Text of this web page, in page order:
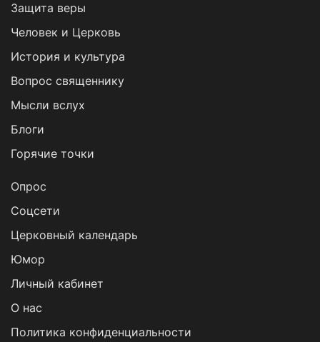
Защита веры
Человек и Церковь
История и культура
Вопрос священнику
Мысли вслух
Блоги
Горячие точки
Опрос
Cоцсети
Церковный календарь
Юмор
Личный кабинет
О нас
Политика конфиденциальности